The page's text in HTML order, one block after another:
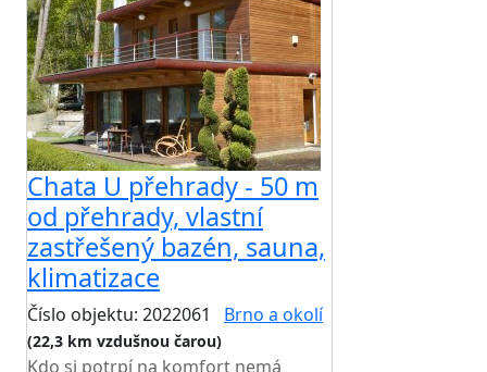
Chata U přehrady - 50 m
od přehrady, vlastní
zastřešený bazén, sauna,
klimatizace
Číslo objektu: 2022061 Brno a okolí
(22,3 km vzdušnou čarou)
Kdo si potrpí na komfort nemá